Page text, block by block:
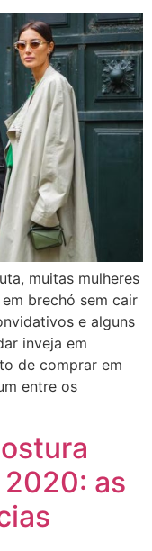
muitas mulheres
brechó sem cair
e alguns
inveja em
de comprar em
entre os
2020: as